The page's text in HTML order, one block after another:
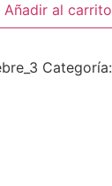
Añadir al carrito
Categoría: